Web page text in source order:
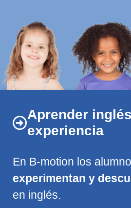
Aprender
experiencia
En B-motion los
experimentan y
en inglés.